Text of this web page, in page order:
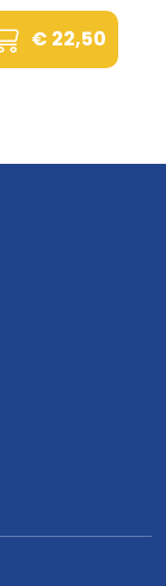
€ 22,50